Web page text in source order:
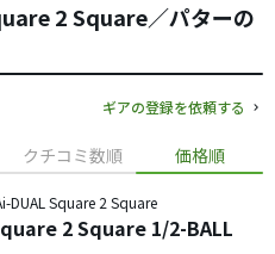
2 Square／パターの
ギアの登録を依頼する
クチコミ数順 価格順
DUAL Square 2 Square
2 Square 1/2-BALL